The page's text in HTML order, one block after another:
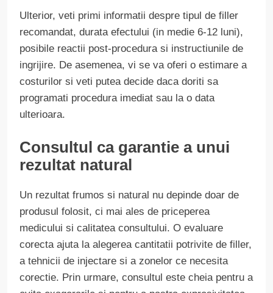
Ulterior, veti primi informatii despre tipul de filler
recomandat, durata efectului (in medie 6-12 luni),
posibile reactii post-procedura si instructiunile de
ingrijire. De asemenea, vi se va oferi o estimare a
costurilor si veti putea decide daca doriti sa
programati procedura imediat sau la o data
ulterioara.
Consultul ca garantie a unui
rezultat natural
Un rezultat frumos si natural nu depinde doar de
produsul folosit, ci mai ales de priceperea
medicului si calitatea consultului. O evaluare
corecta ajuta la alegerea cantitatii potrivite de filler,
a tehnicii de injectare si a zonelor ce necesita
corectie. Prin urmare, consultul este cheia pentru a